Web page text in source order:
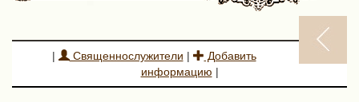
| Священнослужители |
Добавить
информацию |